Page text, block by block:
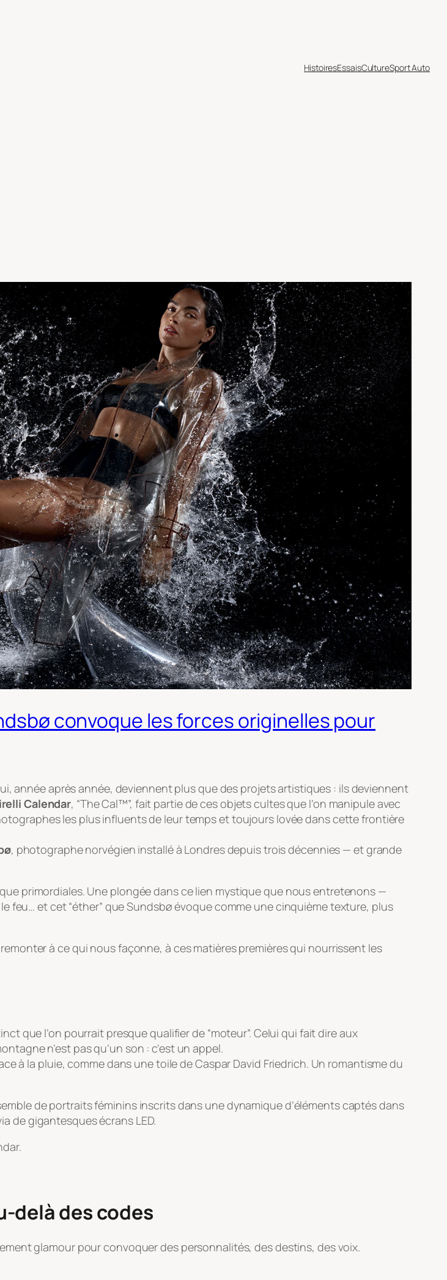
HistoiresEssaisCultureSport Auto
convoque les forces originelles pour
année après année, deviennent plus que des projets artistiques : ils deviennent
Calendar, “The Cal™”, fait partie de ces objets cultes que l’on manipule avec
les plus influents de leur temps et toujours lovée dans cette frontière
, photographe norvégien installé à Londres depuis trois décennies — et grande
primordiales. Une plongée dans ce lien mystique que nous entretenons —
feu… et cet “éther” que Sundsbø évoque comme une cinquième texture, plus
à ce qui nous façonne, à ces matières premières qui nourrissent les
que l’on pourrait presque qualifier de “moteur”. Celui qui fait dire aux
n’est pas qu’un son : c’est un appel.
à la pluie, comme dans une toile de Caspar David Friedrich. Un romantisme du
de portraits féminins inscrits dans une dynamique d’éléments captés dans
de gigantesques écrans LED.
delà des codes
glamour pour convoquer des personnalités, des destins, des voix.